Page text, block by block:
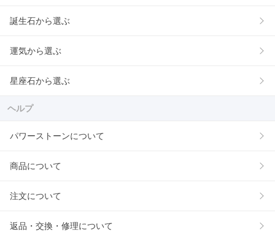
誕生石から選ぶ
運気から選ぶ
星座石から選ぶ
ヘルプ
パワーストーンについて
商品について
注文について
返品・交換・修理について